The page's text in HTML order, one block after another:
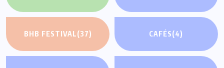
BHB FESTIVAL(37) CAFÉS(4)